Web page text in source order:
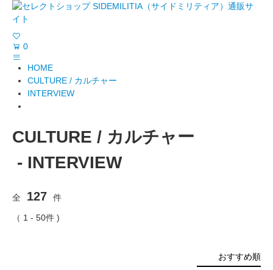
0
HOME
CULTURE / カルチャー
INTERVIEW
CULTURE / カルチャー
- INTERVIEW
全 127 件
（ 1 - 50件 )
おすすめ順